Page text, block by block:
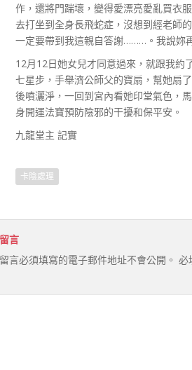
作，還將門踹壞，變得愛漂亮愛亂買衣
去打坐到全身長飛蛇症，沒想到經老師
一定要帶到我這親自答謝………。我說妳
12月12日她女兒才同意過來，就跟我約
七星步，手舉濟公師父的寶扇，幫她扇
後噴灑淨，一回到宮內看她印堂氣色，
身開運法寶預防陰邪的干擾和保平安。
九龍堂主 記實
卡陰處理
言
言必須填寫的電子郵件地址不會公開。 必